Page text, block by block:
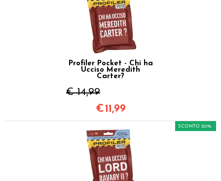
Profiler Pocket - Chi ha
Ucciso Meredith
Carter?
€ 14,99
€ 11,99
SCONTO 20%